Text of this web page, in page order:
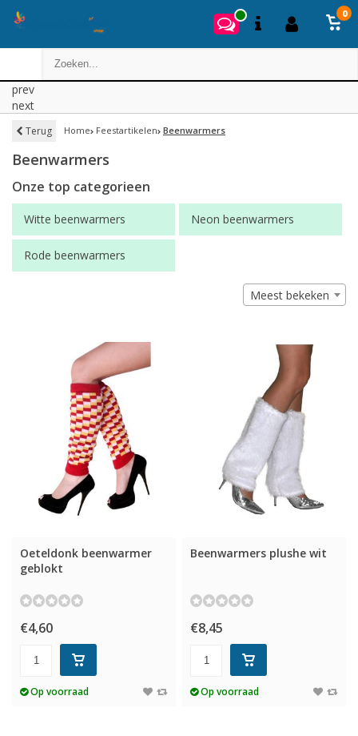
0
prev
next
Terug Home Feestartikelen Beenwarmers
Beenwarmers
Onze top categorieen
Witte beenwarmers Neon beenwarmers
Rode beenwarmers
Meest bekeken
Oeteldonk beenwarmer
geblokt
€4,60
Op voorraad
Beenwarmers plushe wit
€8,45
Op voorraad